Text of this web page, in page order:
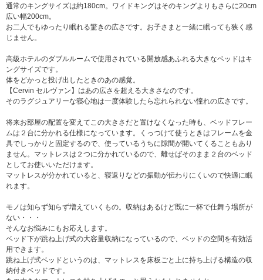
通常のキングサイズは約180cm。ワイドキングはそのキングよりもさらに20cm
広い幅200cm。
お二人でもゆったり眠れる驚きの広さです。お子さまと一緒に眠っても狭く感
じません。
高級ホテルのダブルルームで使用されている開放感あふれる大きなベッドはキ
ングサイズです。
体をどかっと投げ出したときのあの感覚。
【Cervin セルヴァン】はあの広さを超える大きさなのです。
そのラグジュアリーな寝心地は一度体験したら忘れられない憧れの広さです。
将来お部屋の配置を変えてこの大きさだと置けなくなった時も、ベッドフレー
ムは２台に分かれる仕様になっています。くっつけて使うときはフレームを金
具でしっかりと固定するので、使っているうちに隙間が開いてくることもあり
ません。マットレスは２つに分かれているので、離せばそのまま２台のベッド
としてお使いいただけます。
マットレスが分かれていると、寝返りなどの振動が伝わりにくいので快適に眠
れます。
モノは知らず知らず増えていくもの。収納はあるけど既に一杯で仕舞う場所が
ない・・・
そんなお悩みにもお応えします。
ベッド下が跳ね上げ式の大容量収納になっているので、ベッドの空間を有効活
用できます。
跳ね上げ式ベッドというのは、マットレスを床板ごと上に持ち上げる構造の収
納付きベッドです。